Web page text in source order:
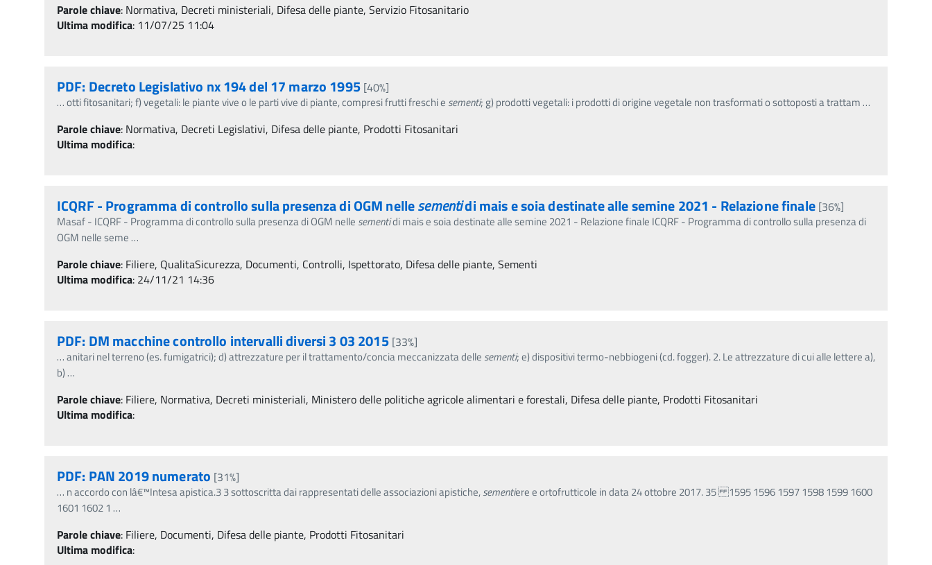
Parole chiave: Normativa, Decreti ministeriali, Difesa delle piante, Servizio Fitosanitario
Ultima modifica: 11/07/25 11:04
PDF: Decreto Legislativo nx 194 del 17 marzo 1995 [40%]
…otti fitosanitari; f) vegetali: le piante vive o le parti vive di piante, compresi frutti freschi e sementi; g) prodotti vegetali: i prodotti di origine vegetale non trasformati o sottoposti a trattam…
Parole chiave: Normativa, Decreti Legislativi, Difesa delle piante, Prodotti Fitosanitari
Ultima modifica:
ICQRF - Programma di controllo sulla presenza di OGM nellesementidi mais e soia destinate alle semine 2021 - Relazione finale [36%]
Masaf - ICQRF - Programma di controllo sulla presenza di OGM nelle sementidi mais e soia destinate alle semine 2021 - Relazione finale ICQRF - Programma di controllo sulla presenza di
OGM nelle seme…
Parole chiave: Filiere, QualitaSicurezza, Documenti, Controlli, Ispettorato, Difesa delle piante, Sementi
Ultima modifica: 24/11/21 14:36
PDF: DM macchine controllo intervalli diversi 3 03 2015 [33%]
…anitari nel terreno (es. fumigatrici); d) attrezzature per il trattamento/concia meccanizzata delle sementi; e) dispositivi termo-nebbiogeni (cd. fogger). 2. Le attrezzature di cui alle lettere a),
b)…
Parole chiave: Filiere, Normativa, Decreti ministeriali, Ministero delle politiche agricole alimentari e forestali, Difesa delle piante, Prodotti Fitosanitari
Ultima modifica:
PDF: PAN 2019 numerato [31%]
… n accordo con lâ€™Intesa apistica.3 3 sottoscritta dai rappresentati delle associazioni apistiche,sementiere e ortofrutticole in data 24 ottobre 2017. 35 1595 1596 1597 1598 1599 1600
1601 1602 1 …
Parole chiave: Filiere, Documenti, Difesa delle piante, Prodotti Fitosanitari
Ultima modifica: